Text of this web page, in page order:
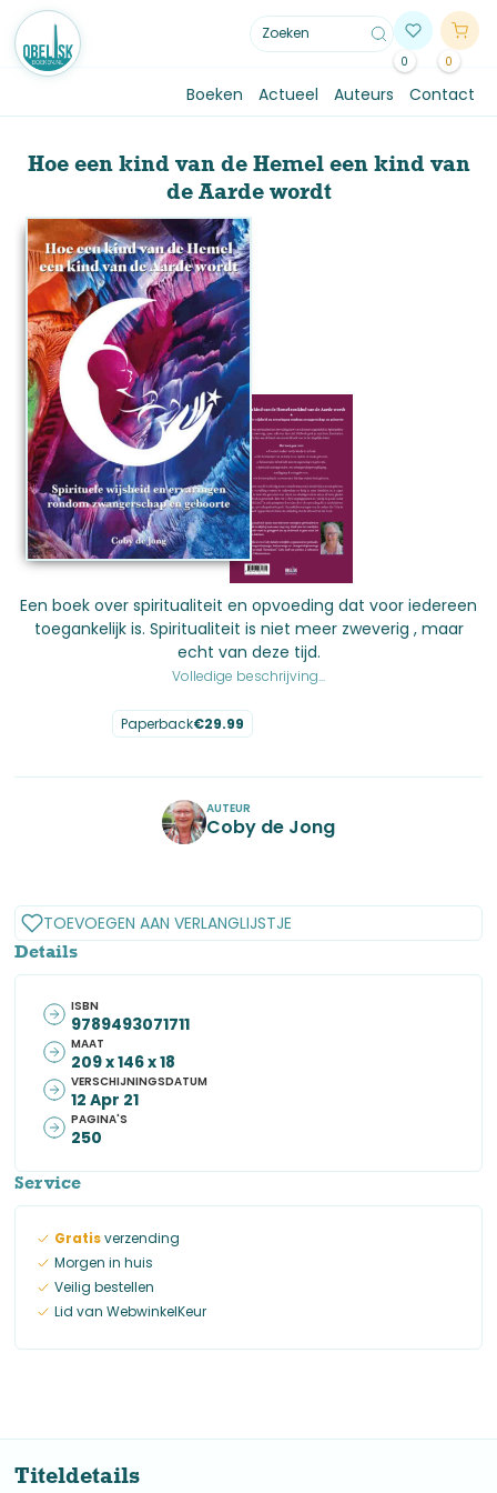
0 0
Boeken Actueel Auteurs Contact
Hoe een kind van de Hemel een kind van
de Aarde wordt
Een boek over spiritualiteit en opvoeding dat voor iedereen
toegankelijk is. Spiritualiteit is niet meer zweverig , maar
echt van deze tijd.
Volledige beschrijving...
Paperback€29.99
AUTEUR
Coby de Jong
TOEVOEGEN AAN VERLANGLIJSTJE
Details
ISBN
9789493071711
MAAT
209 x 146 x 18
VERSCHIJNINGSDATUM
12 Apr 21
PAGINA'S
250
Service
Gratisverzending
Morgen in huis
Veilig bestellen
Lid van WebwinkelKeur
Titeldetails